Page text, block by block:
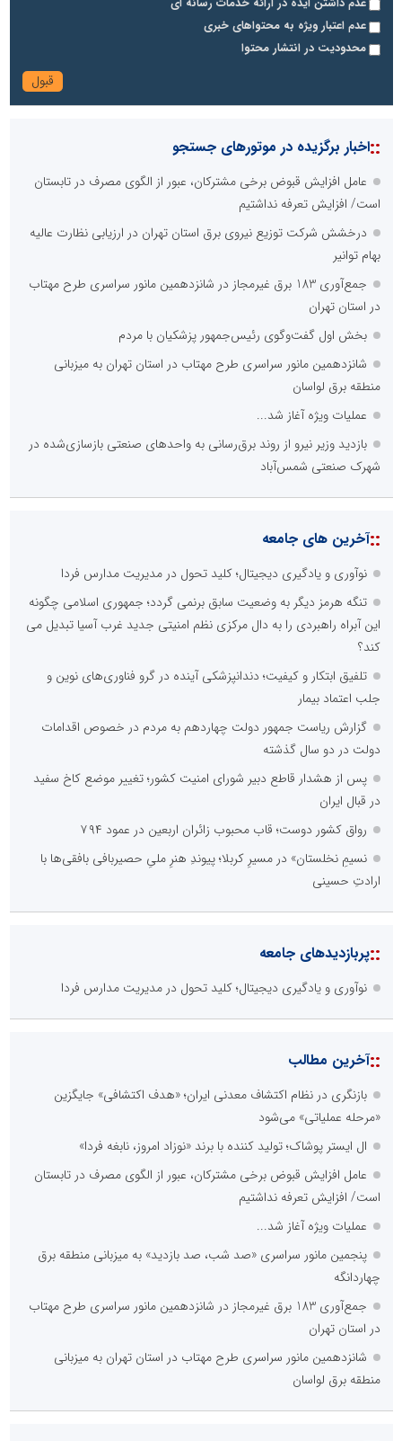
عدم اعتبار ویژه به محتواهای خبری
محدودیت در انتشار محتوا
::اخبار برگزیده در موتورهای جستجو
عامل افزایش قبوض برخی مشترکان، عبور از الگوی مصرف در تابستان
است/ افزایش تعرفه نداشتیم
درخشش شرکت توزیع نیروی برق استان تهران در ارزیابی نظارت عالیه
بهام توانیر
جمع‌آوری 183 برق غیرمجاز در شانزدهمین مانور سراسری طرح مهتاب
در استان تهران
بخش اول گفت‌وگوی رئیس‌جمهور پزشکیان با مردم
شانزدهمین مانور سراسری طرح مهتاب در استان تهران به میزبانی
منطقه برق لواسان
عملیات ویژه آغاز شد...
بازدید وزیر نیرو از روند برق‌رسانی به واحدهای صنعتی بازسازی‌شده در
شهرک صنعتی شمس‌آباد
::آخرین های جامعه
نوآوری و یادگیری دیجیتال؛ کلید تحول در مدیریت مدارس فردا
تنگه هرمز دیگر به وضعیت سابق برنمی گردد؛ جمهوری اسلامی چگونه
این آبراه راهبردی را به دال مرکزی نظم امنیتی جدید غرب آسیا تبدیل می
کند؟
تلفیق ابتکار و کیفیت؛ دندانپزشکی آینده در گرو فناوری‌های نوین و
جلب اعتماد بیمار
گزارش ریاست جمهور دولت چهاردهم به مردم در خصوص اقدامات
دولت در دو سال گذشته
پس از هشدار قاطع دبیر شورای امنیت کشور؛ تغییر موضع کاخ سفید
در قبال ایران
رواق کشور دوست؛ قاب محبوب زائران اربعین در عمود ۷۹۴
نسیمِ نخلستان» در مسیرِ کربلا؛ پیوندِ هنرِ ملیِ حصیربافی بافقی‌ها با
ارادتِ حسینی
::پربازدیدهای جامعه
نوآوری و یادگیری دیجیتال؛ کلید تحول در مدیریت مدارس فردا
::آخرین مطالب
بازنگری در نظام اکتشاف معدنی ایران؛ «هدف اکتشافی» جایگزین
«مرحله عملیاتی» می‌شود
ال ایستر پوشاک؛ تولید کننده با برند «نوزاد امروز، نابغه فردا»
عامل افزایش قبوض برخی مشترکان، عبور از الگوی مصرف در تابستان
است/ افزایش تعرفه نداشتیم
عملیات ویژه آغاز شد...
پنجمین مانور سراسری «صد شب، صد بازدید» به میزبانی منطقه برق
چهاردانگه
جمع‌آوری 183 برق غیرمجاز در شانزدهمین مانور سراسری طرح مهتاب
در استان تهران
شانزدهمین مانور سراسری طرح مهتاب در استان تهران به میزبانی
منطقه برق لواسان